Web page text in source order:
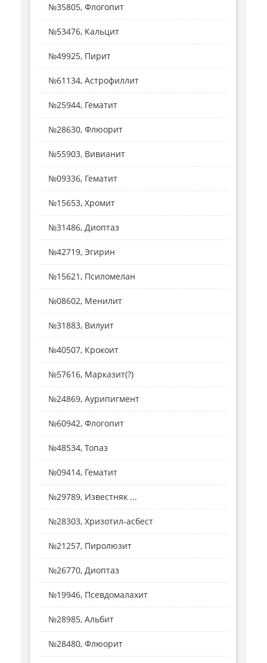
№35805, Флогопит
№53476, Кальцит
№49925, Пирит
№61134, Астрофиллит
№25944, Гематит
№28630, Флюорит
№55903, Вивианит
№09336, Гематит
№15653, Хромит
№31486, Диоптаз
№42719, Эгирин
№15621, Псиломелан
№08602, Менилит
№31883, Вилуит
№40507, Крокоит
№57616, Марказит(?)
№24869, Аурипигмент
№60942, Флогопит
№48534, Топаз
№09414, Гематит
№29789, Известняк ...
№28303, Хризотил-асбест
№21257, Пиролюзит
№26770, Диоптаз
№19946, Псевдомалахит
№28985, Альбит
№28480, Флюорит